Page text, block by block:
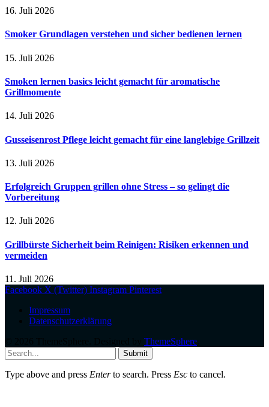
16. Juli 2026
Smoker Grundlagen verstehen und sicher bedienen lernen
15. Juli 2026
Smoken lernen basics leicht gemacht für aromatische
Grillmomente
14. Juli 2026
Gusseisenrost Pflege leicht gemacht für eine langlebige Grillzeit
13. Juli 2026
Erfolgreich Gruppen grillen ohne Stress – so gelingt die
Vorbereitung
12. Juli 2026
Grillbürste Sicherheit beim Reinigen: Risiken erkennen und
vermeiden
11. Juli 2026
Facebook X (Twitter) Instagram Pinterest
Impressum
Datenschutzerklärung
ThemeSphere
Submit
Type above and press Enterto search. Press Esc to cancel.